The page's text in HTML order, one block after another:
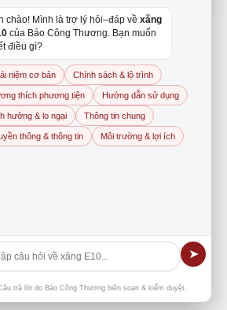
dẫn nguồn.
chào! Mình là trợ lý hỏi–đáp về xăng
của Báo Công Thương. Bạn muốn
điều gì?
niệm cơ bản Chính sách & lộ trình
thích phương tiện Hướng dẫn sử dụng
hưởng & lo ngại Thông tin chung
thông & thông tin Môi trường & lợi ích
➤
trả lời do Báo Công Thương biên soạn & kiểm duyệt.